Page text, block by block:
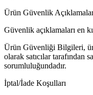
Ürün Güvenlik
Güvenlik açıklamaları en
Ürün Güvenliği Bilgileri,
olarak satıcılar tarafından
sorumluluğundadır.
İptal/İade Koşulları